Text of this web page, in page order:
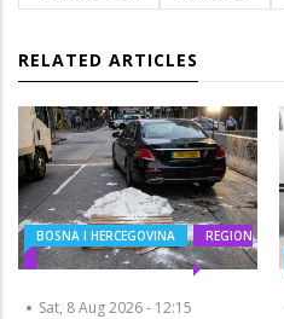
RELATED ARTICLES
BOSNA I HERCEGOVINA REGION
Sat, 8 Aug 2026 - 12:15